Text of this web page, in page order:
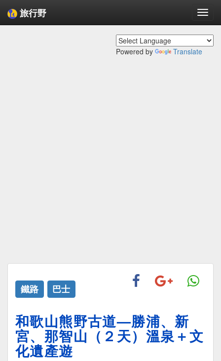
旅行野
Powered by Translate
鐵路 巴士
和歌山熊野古道—勝浦、新
宮、那智山（２天）溫泉＋文
化遺產遊